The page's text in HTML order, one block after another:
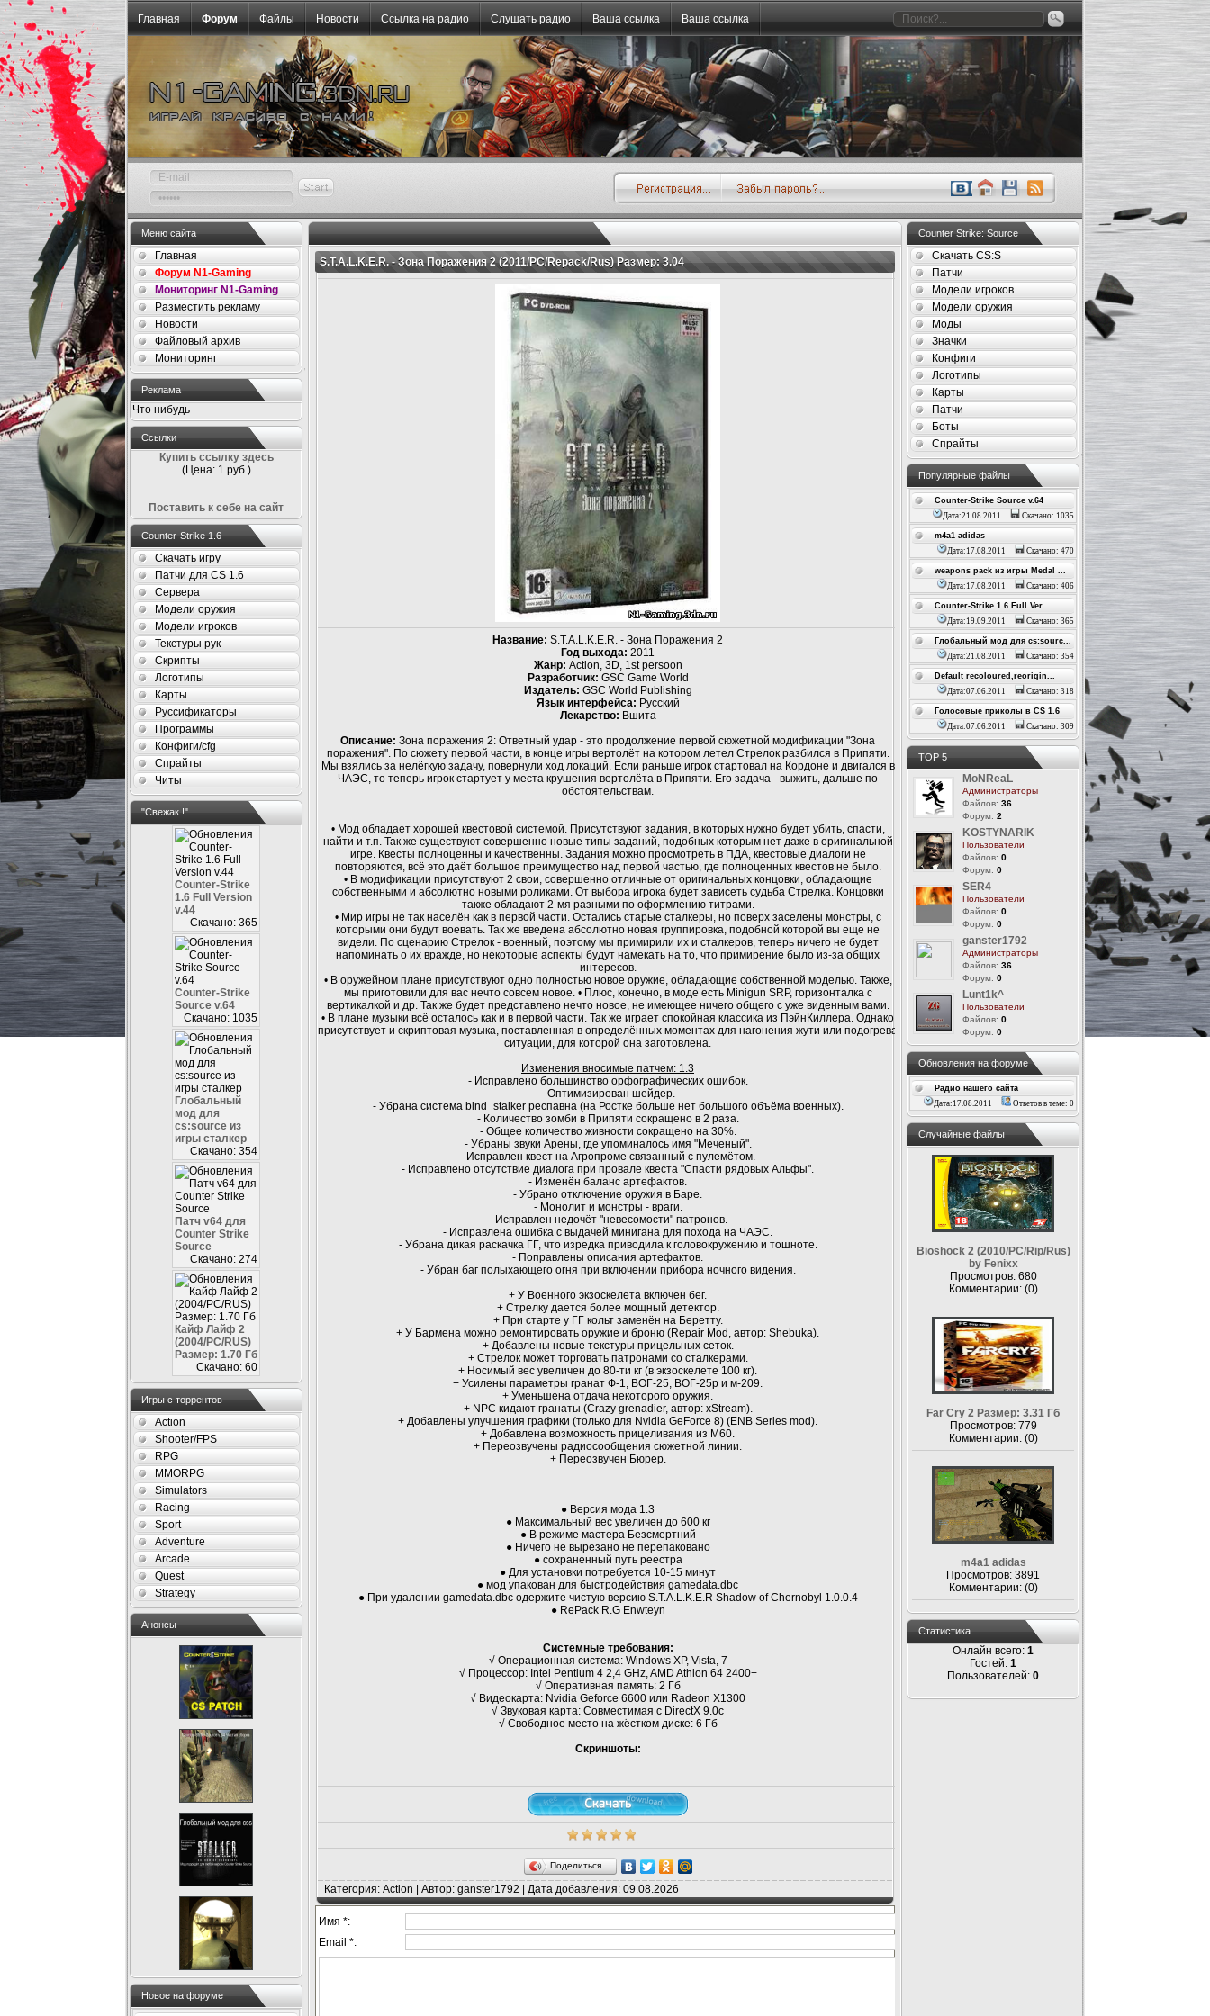
Главная Форум Файлы Новости Ссылка на радио Слушать радио Ваша ссылка Ваша ссылка
Меню сайта
Главная
Форум N1-Gaming
Мониторинг N1-Gaming
Разместить рекламу
Новости
Файловый архив
Мониторинг
Реклама
Что нибудь
Ссылки
Купить ссылку здесь
(Цена: 1 руб.)
Поставить к себе на сайт
Counter-Strike 1.6
Скачать игру
Патчи для CS 1.6
Сервера
Модели оружия
Модели игроков
Текстуры рук
Скрипты
Логотипы
Карты
Руссификаторы
Программы
Конфиги/cfg
Спрайты
Читы
"Свежак !"
Counter-Strike
1.6 Full Version
v.44
Скачано: 365
Counter-Strike
Source v.64
Скачано: 1035
Глобальный
мод для
cs:source из
игры сталкер
Скачано: 354
Патч v64 для
Counter Strike
Source
Скачано: 274
Кайф Лайф 2
(2004/PC/RUS)
Размер: 1.70 Гб
Скачано: 60
Игры с торрентов
Action
Shooter/FPS
RPG
MMORPG
Simulators
Racing
Sport
Adventure
Arcade
Quest
Strategy
Анонсы
Новое на форуме
S.T.A.L.K.E.R. - Зона Поражения 2 (2011/PC/Repack/Rus) Размер: 3.04
Название: S.T.A.L.K.E.R. - Зона Поражения 2
Год выхода: 2011
Жанр: Action, 3D, 1st persoon
Разработчик: GSC Game World
Издатель: GSC World Publishing
Язык интерфейса: Русский
Лекарство: Вшита
Описание: Зона поражения 2: Ответный удар - это продолжение первой сюжетной модификации "Зона
поражения". По сюжету первой части, в конце игры вертолёт на котором летел Стрелок разбился в Припяти.
Мы взялись за нелёгкую задачу, повернули ход локаций. Если раньше игрок стартовал на Кордоне и двигался в
ЧАЭС, то теперь игрок стартует у места крушения вертолёта в Припяти. Его задача - выжить, дальше по
обстоятельствам.
• Мод обладает хорошей квестовой системой. Присутствуют задания, в которых нужно будет убить, спасти,
найти и т.п. Так же существуют совершенно новые типы заданий, подобных которым нет даже в оригинальной
игре. Квесты полноценны и качественны. Задания можно просмотреть в ПДА, квестовые диалоги не
повторяются, всё это даёт большое преимущество над первой частью, где полноценных квестов не было.
• В модификации присутствуют 2 свои, совершенно отличные от оригинальных концовки, обладающие
собственными и абсолютно новыми роликами. От выбора игрока будет зависеть судьба Стрелка. Концовки
также обладают 2-мя разными по оформлению титрами.
• Мир игры не так населён как в первой части. Остались старые сталкеры, но поверх заселены монстры, с
которыми они будут воевать. Так же введена абсолютно новая группировка, подобной которой вы еще не
видели. По сценарию Стрелок - военный, поэтому мы примирили их и сталкеров, теперь ничего не будет
напоминать о их вражде, но некоторые аспекты будут намекать на то, что примирение было из-за общих
интересов.
• В оружейном плане присутствуют одно полностью новое оружие, обладающие собственной моделью. Также,
мы приготовили для вас нечто совсем новое. • Плюс, конечно, в моде есть Minigun SRP, горизонталка с
вертикалкой и др. Так же будет представлено нечто новое, не имеющее ничего общего с уже виденным вами.
• В плане музыки всё осталось как и в первой части. Так же играет спокойная классика из ПэйнКиллера. Однако
присутствует и скриптовая музыка, поставленная в определённых моментах для нагонения жути или подогрева
ситуации, для которой она заготовлена.
Изменения вносимые патчем: 1.3
- Исправлено большинство орфографических ошибок.
- Оптимизирован шейдер.
- Убрана система bind_stalker респавна (на Ростке больше нет большого объёма военных).
- Количество зомби в Припяти сокращено в 2 раза.
- Общее количество живности сокращено на 30%.
- Убраны звуки Арены, где упоминалось имя "Меченый".
- Исправлен квест на Агропроме связанный с пулемётом.
- Исправлено отсутствие диалога при провале квеста "Спасти рядовых Альфы".
- Изменён баланс артефактов.
- Убрано отключение оружия в Баре.
- Монолит и монстры - враги.
- Исправлен недочёт "невесомости" патронов.
- Исправлена ошибка с выдачей минигана для похода на ЧАЭС.
- Убрана дикая раскачка ГГ, что изредка приводила к головокружению и тошноте.
- Поправлены описания артефактов.
- Убран баг полыхающего огня при включении прибора ночного видения.
+ У Военного экзоскелета включен бег.
+ Стрелку дается более мощный детектор.
+ При старте у ГГ кольт заменён на Беретту.
+ У Бармена можно ремонтировать оружие и броню (Repair Mod, автор: Shebuka).
+ Добавлены новые текстуры прицельных сеток.
+ Стрелок может торговать патронами со сталкерами.
+ Носимый вес увеличен до 80-ти кг (в экзоскелете 100 кг).
+ Усилены параметры гранат Ф-1, ВОГ-25, ВОГ-25р и м-209.
+ Уменьшена отдача некоторого оружия.
+ NPC кидают гранаты (Crazy grenadier, автор: xStream).
+ Добавлены улучшения графики (только для Nvidia GeForce 8) (ENB Series mod).
+ Добавлена возможность прицеливания из М60.
+ Переозвучены радиосообщения сюжетной линии.
+ Переозвучен Бюрер.
● Версия мода 1.3
● Максимальный вес увеличен до 600 кг
● В режиме мастера Безсмертний
● Ничего не вырезано не перепаковано
● сохраненный путь реестра
● Для установки потребуется 10-15 минут
● мод упакован для быстродействия gamedata.dbс
● При удалении gamedata.dbс одержите чистую версию S.T.A.L.K.E.R Shadow of Chernobyl 1.0.0.4
● RePack R.G Enwteyn
Системные требования:
√ Операционная система: Windows XP, Vista, 7
√ Процессор: Intel Pentium 4 2,4 GHz, AMD Athlon 64 2400+
√ Оперативная память: 2 Гб
√ Видеокарта: Nvidia Geforce 6600 или Radeon Х1300
√ Звуковая карта: Совместимая с DirectX 9.0c
√ Свободное место на жёстком диске: 6 Гб
Скриншоты:
Поделиться…
Категория: Action | Автор: ganster1792 | Дата добавления: 09.08.2026
Имя *:
Email *:
Counter Strike: Source
Скачать CS:S
Патчи
Модели игроков
Модели оружия
Моды
Значки
Конфиги
Логотипы
Карты
Патчи
Боты
Спрайты
Популярные файлы
Counter-Strike Source v.64
Дата:21.08.2011
Скачано: 1035
m4a1 adidas
Дата:17.08.2011
Скачано: 470
weapons pack из игры Medal ...
Дата:17.08.2011
Скачано: 406
Counter-Strike 1.6 Full Ver...
Дата:19.09.2011
Скачано: 365
Глобальный мод для cs:sourc...
Дата:21.08.2011
Скачано: 354
Default recoloured,reorigin...
Дата:07.06.2011
Скачано: 318
Голосовые приколы в CS 1.6
Дата:07.06.2011
Скачано: 309
ТОР 5
MoNReaL
Администраторы
Файлов: 36
Форум: 2
KOSTYNARIK
Пользователи
Файлов: 0
Форум: 0
SER4
Пользователи
Файлов: 0
Форум: 0
ganster1792
Администраторы
Файлов: 36
Форум: 0
Lunt1k^
Пользователи
Файлов: 0
Форум: 0
Обновления на форуме
Радио нашего сайта
Дата:17.08.2011
Ответов в теме: 0
Случайные файлы
Bioshock 2 (2010/PC/Rip/Rus)
by Fenixx
Просмотров: 680
Комментарии: (0)
Far Cry 2 Размер: 3.31 Гб
Просмотров: 779
Комментарии: (0)
m4a1 adidas
Просмотров: 3891
Комментарии: (0)
Статистика
Онлайн всего: 1
Гостей: 1
Пользователей: 0